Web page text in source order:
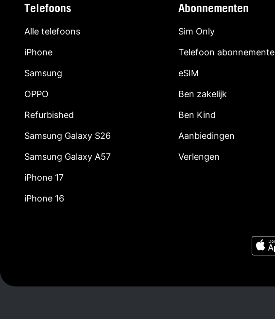
Telefoons
Alle telefoons
iPhone
Samsung
OPPO
Refurbished
Samsung Galaxy S26
Samsung Galaxy A57
iPhone 17
iPhone 16
Abonnementen
Sim Only
Telefoon
eSIM
Ben zakelijk
Ben Kind
Aanbiedingen
Verlengen